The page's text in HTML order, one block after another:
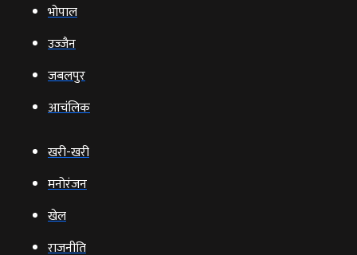
भोपाल
उज्‍जैन
जबलपुर
आचंलिक
खरी-खरी
मनोरंजन
खेल
राजनीति